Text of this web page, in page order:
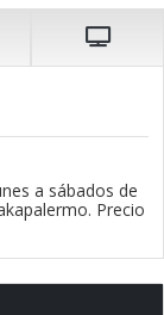
a sábados de
Precio